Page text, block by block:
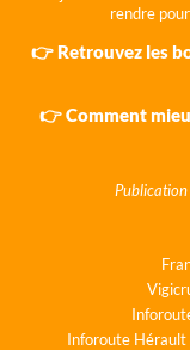
rendre
👉 Retrouvez les
👉 Comment
Inforoute Hérault